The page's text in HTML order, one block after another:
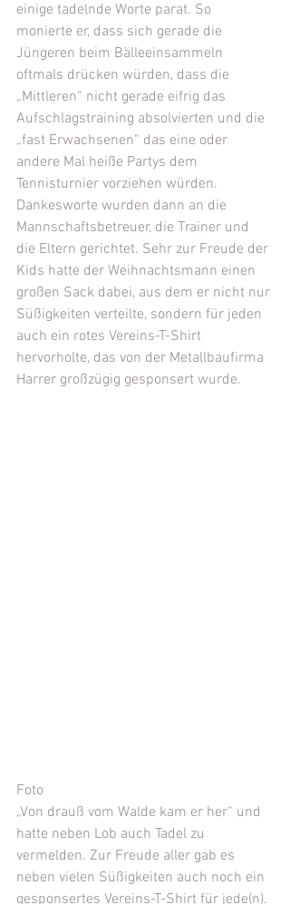
einige tadelnde Worte parat. So
monierte er, dass sich gerade die
Jüngeren beim Bälleeinsammeln
oftmals drücken würden, dass die
„Mittleren“ nicht gerade eifrig das
Aufschlagstraining absolvierten und die
„fast Erwachsenen“ das eine oder
andere Mal heiße Partys dem
Tennisturnier vorziehen würden.
Dankesworte wurden dann an die
Mannschaftsbetreuer, die Trainer und
die Eltern gerichtet. Sehr zur Freude der
Kids hatte der Weihnachtsmann einen
großen Sack dabei, aus dem er nicht nur
Süßigkeiten verteilte, sondern für jeden
auch ein rotes Vereins-T-Shirt
hervorholte, das von der Metallbaufirma
Harrer großzügig gesponsert wurde.
Foto
„Von drauß vom Walde kam er her“ und
hatte neben Lob auch Tadel zu
vermelden. Zur Freude aller gab es
neben vielen Süßigkeiten auch noch ein
gesponsertes Vereins-T-Shirt für jede(n).